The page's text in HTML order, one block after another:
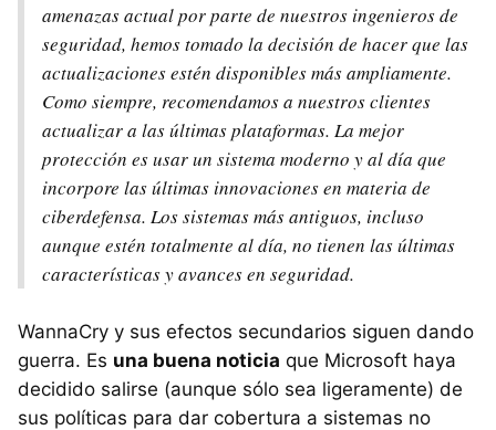
amenazas actual por parte de nuestros ingenieros de
seguridad, hemos tomado la decisión de hacer que las
actualizaciones estén disponibles más ampliamente.
Como siempre, recomendamos a nuestros clientes
actualizar a las últimas plataformas. La mejor
protección es usar un sistema moderno y al día que
incorpore las últimas innovaciones en materia de
ciberdefensa. Los sistemas más antiguos, incluso
aunque estén totalmente al día, no tienen las últimas
características y avances en seguridad.
WannaCry y sus efectos secundarios siguen dando
guerra. Es una buena noticia que Microsoft haya
decidido salirse (aunque sólo sea ligeramente) de
sus políticas para dar cobertura a sistemas no